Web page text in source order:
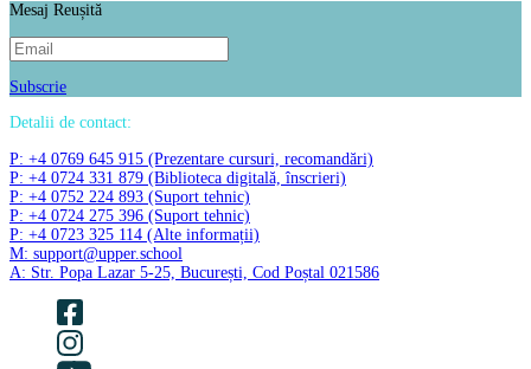
Mesaj Reușită
Subscrie
Detalii de contact:
P: +4 0769 645 915 (Prezentare cursuri, recomandări)
P: +4 0724 331 879 (Biblioteca digitală, înscrieri)
P: +4 0752 224 893 (Suport tehnic)
P: +4 0724 275 396 (Suport tehnic)
P: +4 0723 325 114 (Alte informații)
M: support@upper.school
A: Str. Popa Lazar 5-25, București, Cod Poștal 021586